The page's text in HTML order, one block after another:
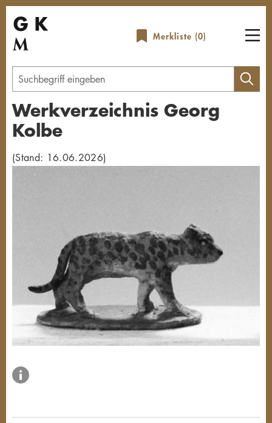
Direkt
zum
Inhalt
Merkliste (0)
Geben
Sie
einen
Suchbegriff
Werkverzeichnis Georg
Kolbe
(Stand: 16.06.2026)